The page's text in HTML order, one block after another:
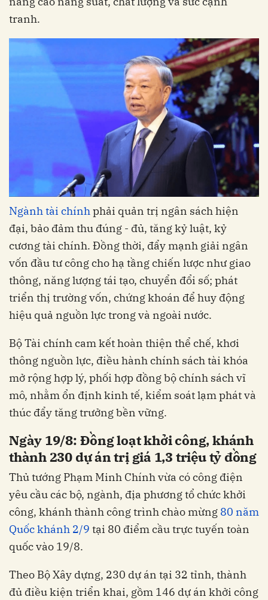
tranh.
Ngành tài chínhphải quản trị ngân sách hiện
đại, bảo đảm thu đúng - đủ, tăng kỷ luật, kỷ
cương tài chính. Đồng thời, đẩy mạnh giải ngân
vốn đầu tư công cho hạ tầng chiến lược như giao
thông, năng lượng tái tạo, chuyển đổi số; phát
triển thị trường vốn, chứng khoán để huy động
hiệu quả nguồn lực trong và ngoài nước.
Bộ Tài chính cam kết hoàn thiện thể chế, khơi
thông nguồn lực, điều hành chính sách tài khóa
mở rộng hợp lý, phối hợp đồng bộ chính sách vĩ
mô, nhằm ổn định kinh tế, kiểm soát lạm phát và
thúc đẩy tăng trưởng bền vững.
Ngày 19/8: Đồng loạt khởi công, khánh
thành 230 dự án trị giá 1,3 triệu tỷ đồng
Thủ tướng Phạm Minh Chính vừa có công điện
yêu cầu các bộ, ngành, địa phương tổ chức khởi
công, khánh thành công trình chào mừng 80 năm
Quốc khánh 2/9 tại 80 điểm cầu trực tuyến toàn
quốc vào 19/8.
Theo Bộ Xây dựng, 230 dự án tại 32 tỉnh, thành
đủ điều kiện triển khai, gồm 146 dự án khởi công